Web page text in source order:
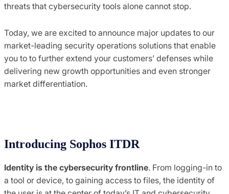
threats that cybersecurity tools alone cannot stop.
Today, we are excited to announce major updates to our
market-leading security operations solutions that enable
you to to further extend your customers’ defenses while
delivering new growth opportunities and even stronger
market differentiation.
Introducing Sophos ITDR
Identity is the cybersecurity frontline. From logging-in to
a tool or device, to gaining access to files, the identity of